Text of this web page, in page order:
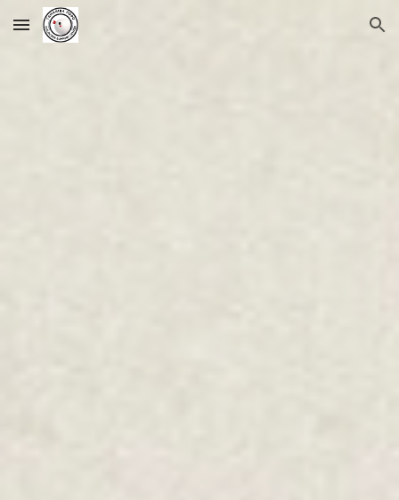
Skip to main content Skip to navigation